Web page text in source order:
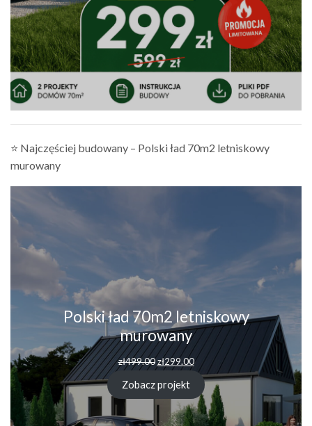
⭐ Najczęściej budowany – Polski ład 70m2 letniskowy
murowany
Polski ład 70m2 letniskowy
murowany
zł499.00 zł299.00
Zobacz projekt